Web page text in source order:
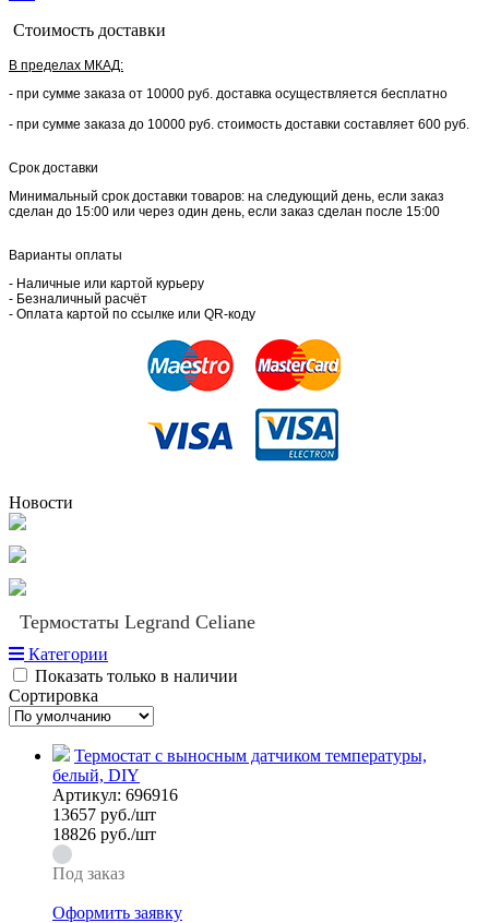
Стоимость доставки
В пределах МКАД:
- при сумме заказа от 10000 руб. доставка осуществляется бесплатно
- при сумме заказа до 10000 руб. стоимость доставки составляет 600 руб.
Срок доставки
Минимальный срок доставки товаров: на следующий день, если заказ
сделан до 15:00 или через один день, если заказ сделан после 15:00
Варианты оплаты
- Наличные или картой курьеру
- Безналичный расчёт
- Оплата картой по ссылке или QR-коду
Новости
Термостаты Legrand Celiane
Категории
Показать только в наличии
Сортировка
Термостат с выносным датчиком температуры,
белый, DIY
Артикул: 696916
13657 руб./шт
18826 руб./шт
Под заказ
Оформить заявку